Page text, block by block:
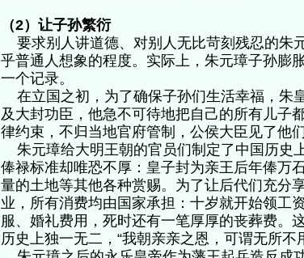
（2）让子孙繁衍
要求别人讲道德、对别人无比苛刻残忍的朱
乎普通人想象的程度。实际上，朱元璋子孙膨
一个记录。
在立国之初，为了确保子孙们生活幸福，朱
及大封功臣，他急不可待地把自己的所有儿子
律约束，不归当地官府管制，公侯大臣见了他
朱元璋给大明王朝的官员们制定了中国历史
俸禄标准却唯恐不厚：皇子封为亲王后年俸万
量的土地等其他各种赏赐。为了让后代们充分
业，所有消费均由国家承担：十岁就开始领工
服、婚礼费用，死时还有一笔厚厚的丧葬费。
历史上独一无二，“我朝亲亲之恩，可谓无所